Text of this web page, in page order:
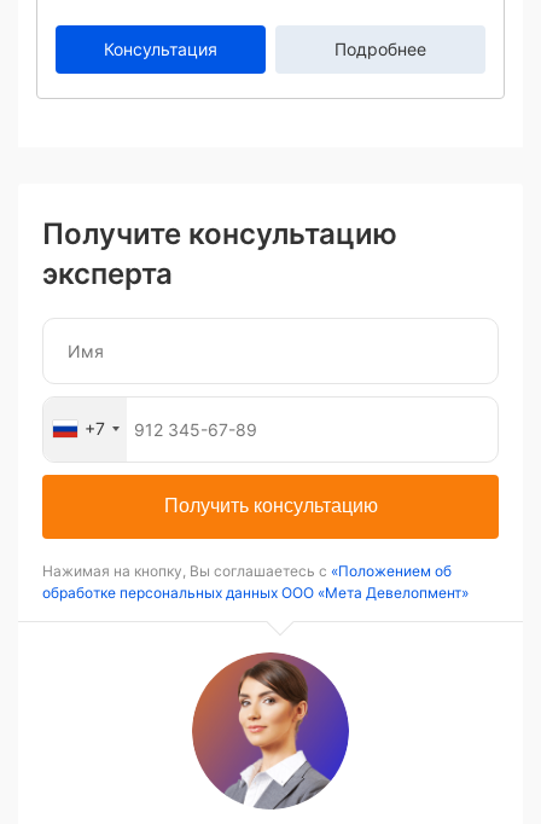
Консультация Подробнее
Получите консультацию
эксперта
+7
Получить консультацию
Нажимая на кнопку, Вы соглашаетесь с «Положением об
обработке персональных данных ООО «Мета Девелопмент»